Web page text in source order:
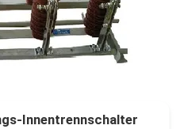
Innentrennschalter